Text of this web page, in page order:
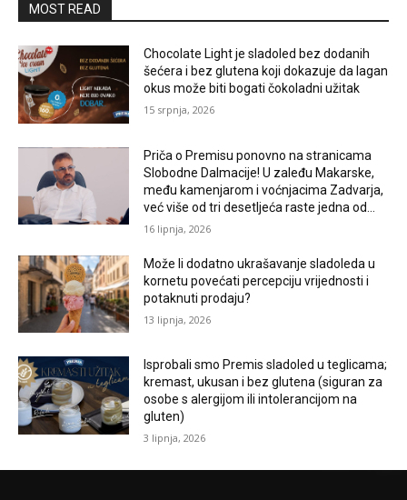
MOST READ
Chocolate Light je sladoled bez dodanih
šećera i bez glutena koji dokazuje da lagan
okus može biti bogati čokoladni užitak
15 srpnja, 2026
Priča o Premisu ponovno na stranicama
Slobodne Dalmacije! U zaleđu Makarske,
među kamenjarom i voćnjacima Zadvarja,
već više od tri desetljeća raste jedna od...
16 lipnja, 2026
Može li dodatno ukrašavanje sladoleda u
kornetu povećati percepciju vrijednosti i
potaknuti prodaju?
13 lipnja, 2026
Isprobali smo Premis sladoled u teglicama;
kremast, ukusan i bez glutena (siguran za
osobe s alergijom ili intolerancijom na
gluten)
3 lipnja, 2026